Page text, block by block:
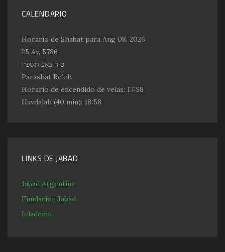
CALENDARIO
Horario de Shabat para Aug 08, 2026
25 Av, 5786
כ״ה בְּאָב תשפ״ו
Parashat Re’eh
Horario de encendido de velas: 17:58
Havdalah (40 min): 18:58
LINKS DE JABAD
Jabad Argentina
Fundacion Jabad
Ieladeinu